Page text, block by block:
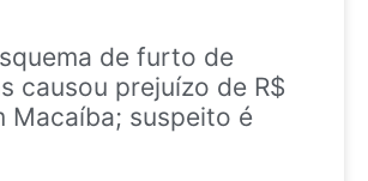
de furto de
causou prejuízo de R$
Macaíba; suspeito é